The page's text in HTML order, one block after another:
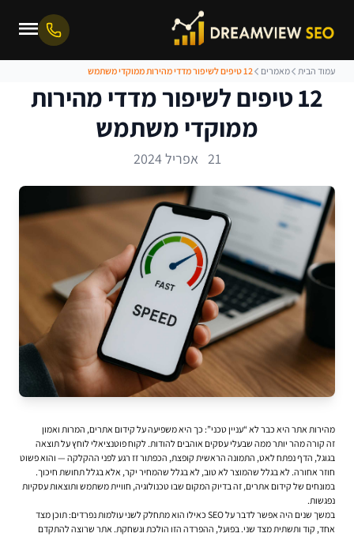
עמוד הבית מאמרים 12 טיפים לשיפור מדדי מהירות ממוקדי משתמש
12 טיפים לשיפור מדדי מהירות
ממוקדי משתמש
21 אפריל 2024
מהירות אתר היא כבר לא “עניין טכני”: כך היא משפיעה על קידום אתרים, המרות ואמון
זה קורה מהר יותר ממה שבעלי עסקים אוהבים להודות. לקוח פוטנציאלי לוחץ על תוצאה
בגוגל, הדף נפתח לאט, התמונה הראשית קופצת, הכפתור זז רגע לפני ההקלקה — והוא פשוט
חוזר אחורה. לא בגלל שהמוצר לא טוב, לא בגלל שהמחיר יקר, אלא בגלל תחושת חיכוך.
במונחים של קידום אתרים, זה בדיוק המקום שבו טכנולוגיה, חוויית משתמש ותוצאות עסקיות
נפגשות.
במשך שנים היה אפשר לדבר על SEO כאילו הוא מתחלק לשני עולמות נפרדים: תוכן מצד
אחד, קוד ותשתית מצד שני. בפועל, ההפרדה הזו הולכת ונשחקת. אתר שרוצה להתקדם